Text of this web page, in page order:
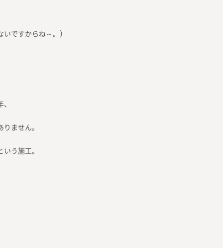
ですからね～。）
ません。
う施工。